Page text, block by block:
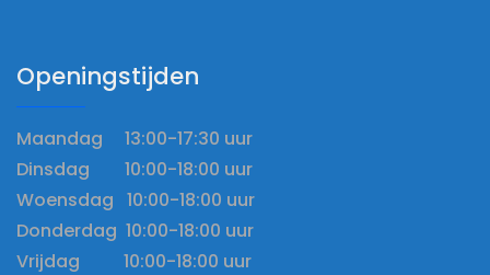
Openingstijden
Maandag 13:00-17:30 uur
Dinsdag 10:00-18:00 uur
Woensdag 10:00-18:00 uur
Donderdag 10:00-18:00 uur
Vrijdag 10:00-18:00 uur